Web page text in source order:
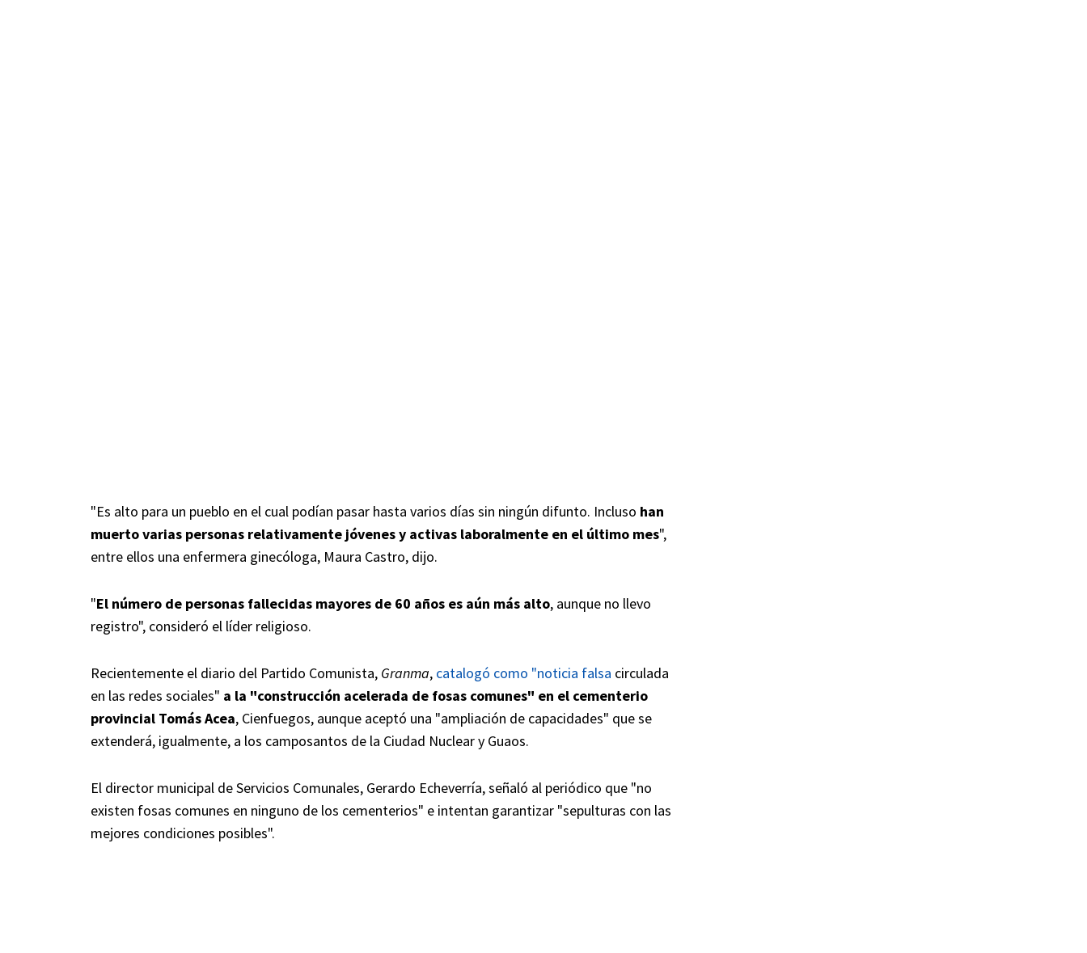
"Es alto para un pueblo en el cual podían pasar hasta varios días sin ningún difunto. Incluso han
muerto varias personas relativamente jóvenes y activas laboralmente en el último mes",
entre ellos una enfermera ginecóloga, Maura Castro, dijo.
"El número de personas fallecidas mayores de 60 años es aún más alto, aunque no llevo
registro", consideró el líder religioso.
Recientemente el diario del Partido Comunista, Granma, catalogó como "noticia falsa circulada
en las redes sociales" a la "construcción acelerada de fosas comunes" en el cementerio
provincial Tomás Acea, Cienfuegos, aunque aceptó una "ampliación de capacidades" que se
extenderá, igualmente, a los camposantos de la Ciudad Nuclear y Guaos.
El director municipal de Servicios Comunales, Gerardo Echeverría, señaló al periódico que "no
existen fosas comunes en ninguno de los cementerios" e intentan garantizar "sepulturas con las
mejores condiciones posibles".